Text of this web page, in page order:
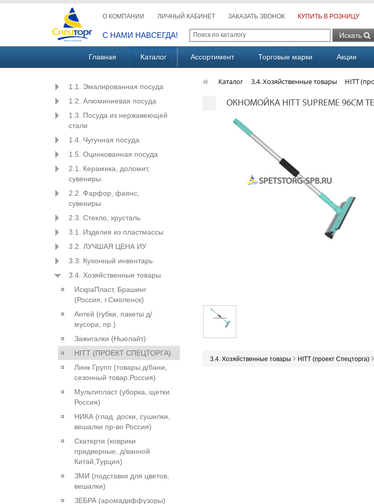
О КОМПАНИИ ЛИЧНЫЙ КАБИНЕТ ЗАКАЗАТЬ ЗВОНОК КУПИТЬ В РОЗНИЦУ
С НАМИ НАВСЕГДА! Искать
Главная Каталог Ассортимент Торговые марки Акции
1.1. Эмалированная посуда
1.2. Алюминиевая посуда
1.3. Посуда из нержавеющей
стали
1.4. Чугунная посуда
1.5. Оцинкованная посуда
2.1. Керамика, доломит,
сувениры.
2.2. Фарфор, фаянс,
сувениры
2.3. Стекло, хрусталь
3.1. Изделия из пластмассы
3.2. ЛУЧШАЯ ЦЕНА ИУ
3.3. Кухонный инвентарь
3.4. Хозяйственные товары
ИскраПласт, Брашинг
(Россия, г.Смоленск)
Антей (губки, пакеты д/
мусора, пр.)
Зажигалки (Ньюлайт)
HITT (ПРОЕКТ СПЕЦТОРГА)
Линк Групп (товары д/бани,
сезонный товар.Россия)
Мультипласт (уборка, щетки.
Россия)
НИКА (глад. доски, сушилки,
вешалки пр-во Россия)
Скатерти (коврики
придверные, д/ванной
Китай,Турция)
ЗМИ (подставки для цветов,
вешалки)
ЗЕБРА (аромадиффузоры)
Каталог 3.4. Хозяйственные товары HITT
ОКНОМОЙКА HITT SUPREME 96СМ
3.4. Хозяйственные товары HITT (проект Спецторга)